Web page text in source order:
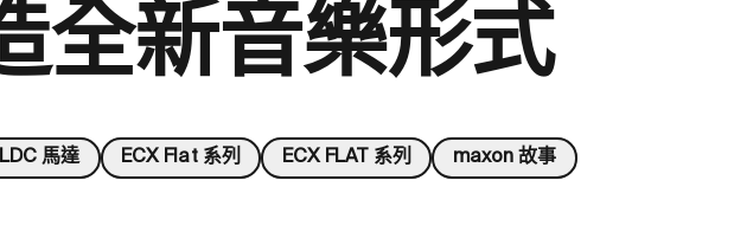
全新音樂形式
馬達 ECX Flat 系列 ECX FLAT 系列 maxon 故事